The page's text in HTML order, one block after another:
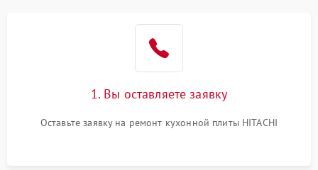
1. Вы оставляете заявку
Оставьте заявку на ремонт кухонной плиты HITACHI